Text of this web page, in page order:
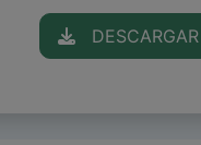
DESCARGAR